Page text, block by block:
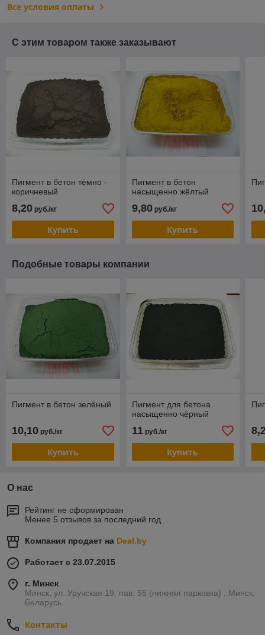
Все условия оплаты
С этим товаром также заказывают
Пигмент в бетон тёмно -
коричневый
8,20 руб./кг
Купить
Пигмент в бетон
насыщенно жёлтый
9,80руб./кг
Купить
Подобные товары компании
Пигмент в бетон зелёный
10,10 руб./кг
Купить
Пигмент для бетона
насыщенно чёрный
11руб./кг
Купить
О нас
Рейтинг не сформирован
Менее 5 отзывов за последний год
Компания продает на Deal.by
Работает с 23.07.2015
г. Минск
Минск, ул. Уручская 19, пав. 55 (нижняя парковка) , Минск,
Беларусь
Контакты